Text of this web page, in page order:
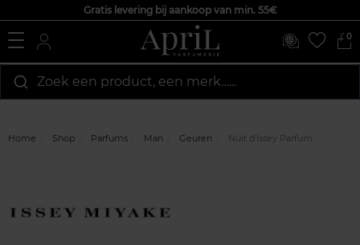
Gratis levering bij aankoop van min. 55€
0
Zoek een product, een merk…...
Home Shop Parfums Man Geuren Nuit d'Issey Parfum